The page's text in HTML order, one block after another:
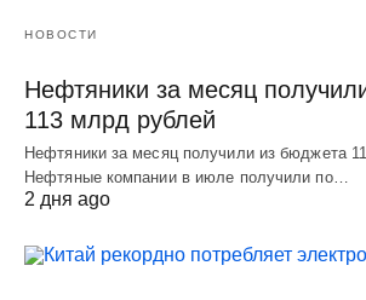
НОВОСТИ
Нефтяники за месяц
113 млрд рублей
Нефтяники за месяц получили из бюджета
Нефтяные компании в июле получили по…
2 дня ago